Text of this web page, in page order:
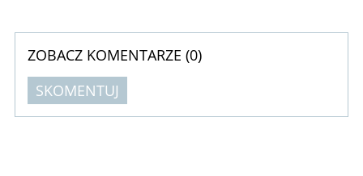
ZOBACZ KOMENTARZE (0)
SKOMENTUJ